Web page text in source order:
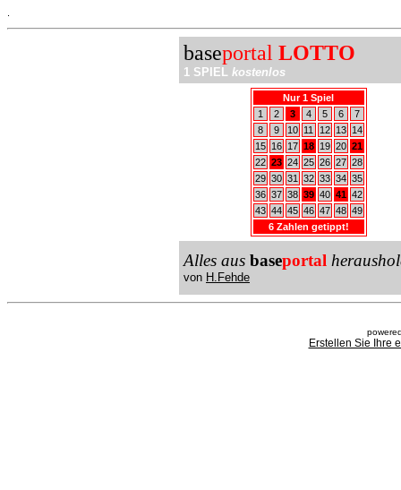
baseportal LOTTO
1 SPIEL kostenlos
Nur 1 Spiel
1
2 3 4 5 6
7
8
9 10 11 12 13
14
15
16 17 18 19 20 21
22 23 24 25 26 27 28
29 30 31 32 33 34 35
36 37 38 39 40 41 42
43 44 45 46 47 48 49
6 Zahlen getippt!
Alles aus baseportal
von H.Fehde
Erstellen Sie Ihre